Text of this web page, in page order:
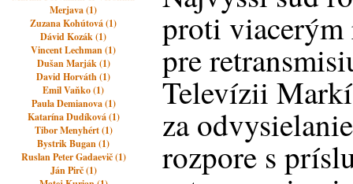
Merjava (1)
Zuzana Kohútová (1)
Dávid Kozák (1)
Vincent Lechman (1)
Dušan Marják (1)
David Horváth (1)
Emil Vaňko (1)
Paula Demianova (1)
Katarína Dudíková (1)
Tibor Menyhért (1)
Bystrik Bugan (1)
Ruslan Peter Gadaevič (1)
Ján Pirč (1)
proti viacerým
pre
Televízii
za
rozpore s